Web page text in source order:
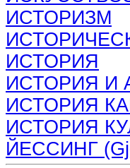
ИСТОРИЗМ
ИСТОРИЯ
ИСТОРИЯ И
ИСТОРИЯ
ИСТОРИЯ
ЙЕССИНГ